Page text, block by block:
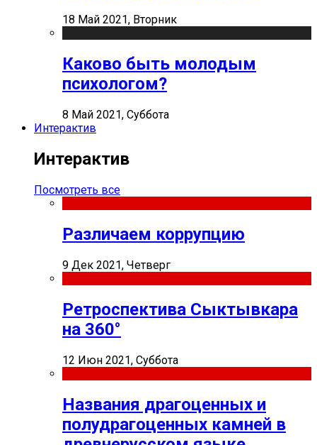
18 Май 2021, Вторник
Каково быть молодым
психологом?
8 Май 2021, Суббота
Интерактив
Интерактив
Посмотреть все
Различаем коррупцию
9 Дек 2021, Четверг
Ретроспектива Сыктывкара
на 360°
12 Июн 2021, Суббота
Названия драгоценных и
полудрагоценных камней в